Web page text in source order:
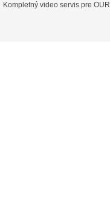
Kompletný video servis pre